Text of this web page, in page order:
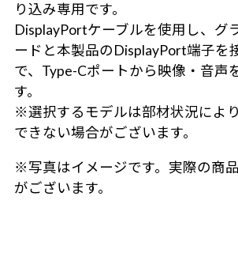
り込み専用です。
DisplayPortケーブルを使用し、グ
ードと本製品のDisplayPort端子を
で、Type-Cポートから映像・音声
す。
※選択するモデルは部材状況によ
できない場合がございます。
※写真はイメージです。実際の商
がございます。